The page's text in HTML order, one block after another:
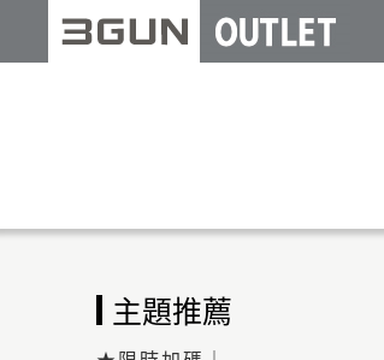
主題推薦